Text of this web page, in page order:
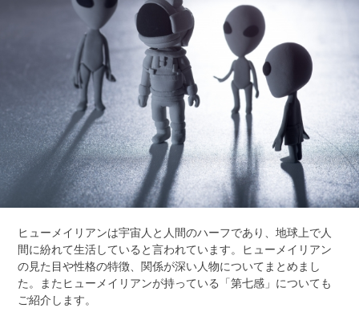
ヒューメイリアンは宇宙人と人間のハーフであり、地球上で人
間に紛れて生活していると言われています。ヒューメイリアン
の見た目や性格の特徴、関係が深い人物についてまとめまし
た。またヒューメイリアンが持っている「第七感」についても
ご紹介します。